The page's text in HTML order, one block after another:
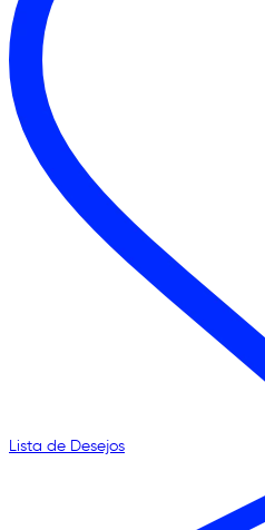
Lista de Desejos